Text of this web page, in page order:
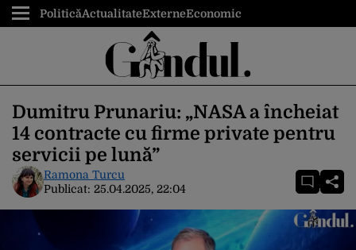
PoliticăActualitateExterneEconomic
Dumitru Prunariu: „NASA a încheiat
14 contracte cu firme private pentru
servicii pe lună”
Ramona Turcu
Publicat: 25.04.2025, 22:04